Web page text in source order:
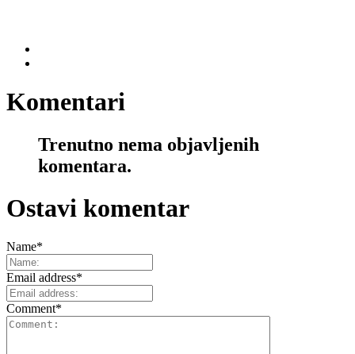
Komentari
Trenutno nema objavljenih
komentara.
Ostavi komentar
Name*
Email address*
Comment*